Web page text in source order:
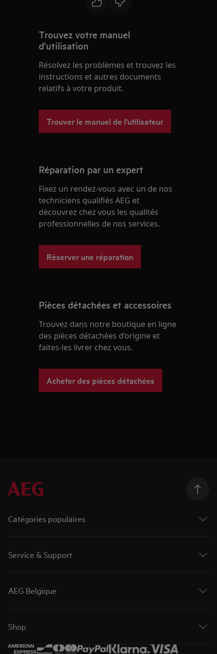
Trouvez votre manuel
d'utilisation
Résolvez les problèmes et trouvez les
instructions et autres documents
relatifs à votre produit.
Trouver le manuel de l'utilisateur
Réparation par un expert
Fixez un rendez-vous avec un de nos
techniciens qualifiés AEG et
découvrez chez vous les qualités
professionnelles de nos services.
Réserver une réparation
Pièces détachées et accessoires
Trouvez dans notre boutique en ligne
des pièces détachées d’origine et
faites-les livrer chez vous.
Acheter des pièces détachées
Catégories populaires
Service & Support
AEG Belgique
Shop